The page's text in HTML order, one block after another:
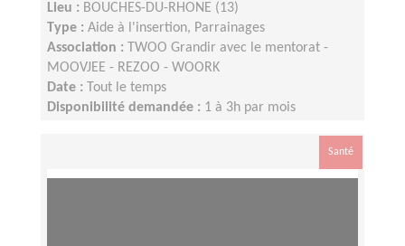
Lieu : BOUCHES-DU-RHONE (13)
Type : Aide à l'insertion, Parrainages
Association :
TWOO Grandir avec le mentorat -
MOOVJEE - REZOO - WOORK
Date :
Tout le temps
Disponibilité demandée : 1 à 3h par mois
Santé